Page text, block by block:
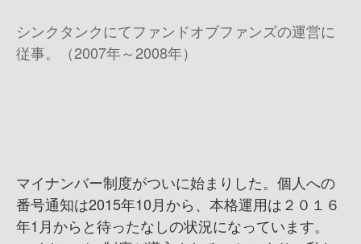
シンクタンクにてファンドオブファンズの運営に
従事。（2007年～2008年）
マイナンバー制度がついに始まりした。個人への
番号通知は2015年10月から、本格運用は２０１６
年1月からと待ったなしの状況になっています。